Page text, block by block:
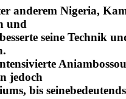
anderem Nigeria,
und
seine Technik
jedoch
bis